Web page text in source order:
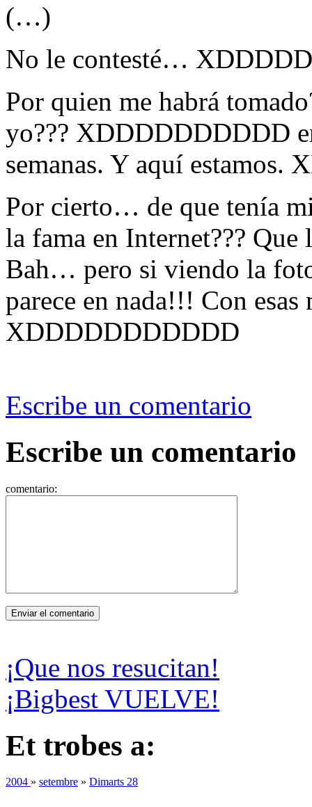
(…)
No le contesté…
Por quien me habrá
yo??? XDDDDDDDDDD
semanas. Y aquí estamos.
Por cierto… de que tenía
la fama en Internet??? Que
Bah… pero si viendo la
parece en nada!!! Con
XDDDDDDDDDDD
Escribe un comentario
Escribe un comentario
comentario:
¡Que nos resucitan!
¡Bigbest VUELVE!
Et trobes a:
2004 » setembre » Dimarts 28